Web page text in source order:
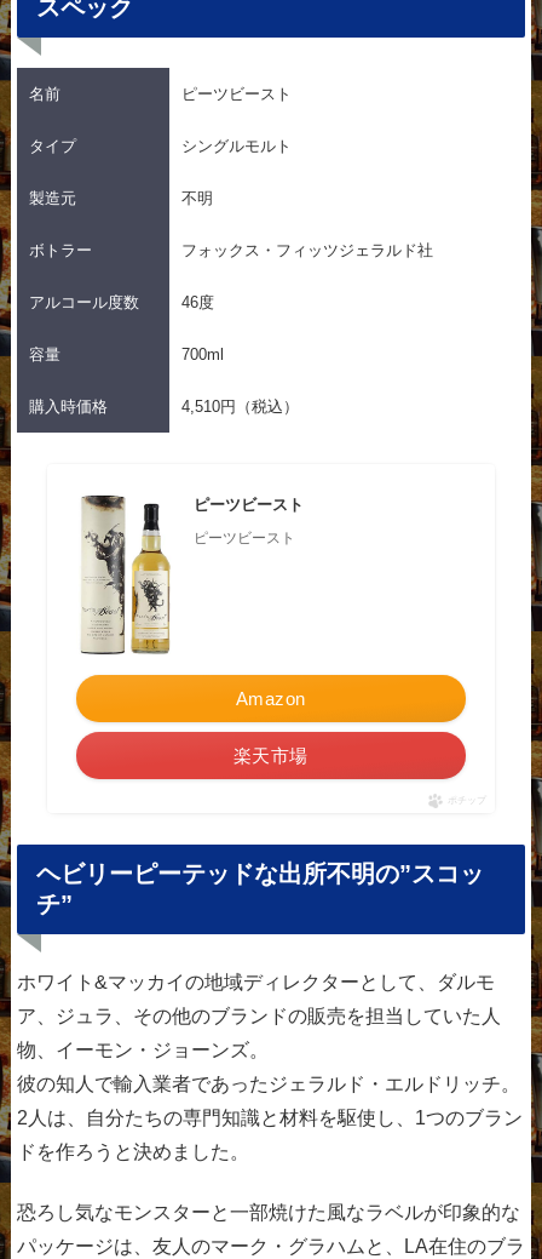
スペック
名前 ピーツビースト
タイプ シングルモルト
製造元 不明
ボトラー フォックス・フィッツジェラルド社
アルコール度数 46度
容量 700ml
購入時価格 4,510円（税込）
ピーツビースト
ピーツビースト
Amazon
楽天市場
ポチップ
ヘビリーピーテッドな出所不明の”スコッ
チ”
ホワイト&マッカイの地域ディレクターとして、ダルモ
ア、ジュラ、その他のブランドの販売を担当していた人
物、イーモン・ジョーンズ。
彼の知人で輸入業者であったジェラルド・エルドリッチ。
2人は、自分たちの専門知識と材料を駆使し、1つのブラン
ドを作ろうと決めました。
恐ろし気なモンスターと一部焼けた風なラベルが印象的な
パッケージは、友人のマーク・グラハムと、LA在住のブラ